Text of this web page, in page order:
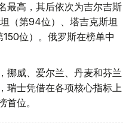
最高，其后依次为吉尔吉斯
（第94位）、塔吉克斯坦
150位）。俄罗斯在榜单中
挪威、爱尔兰、丹麦和芬兰
瑞士凭借在各项核心指标上
位。